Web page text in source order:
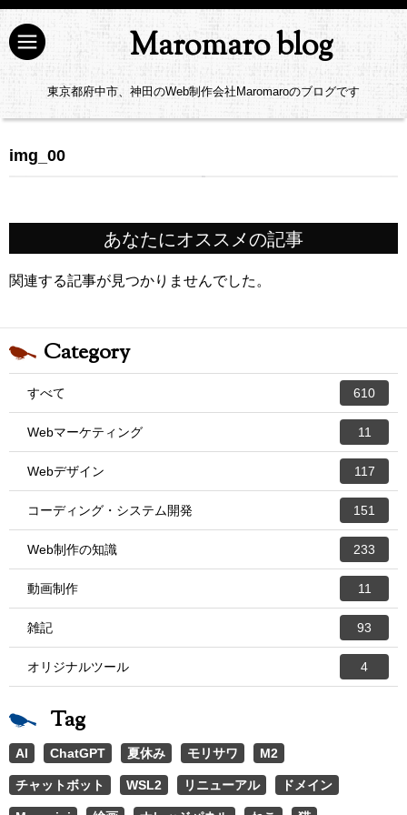
Maromaro blog
東京都府中市、神田のWeb制作会社Maromaroのブログです
img_00
あなたにオススメの記事
関連する記事が見つかりませんでした。
Category
すべて 610
Webマーケティング 11
Webデザイン 117
コーディング・システム開発 151
Web制作の知識 233
動画制作 11
雑記 93
オリジナルツール 4
Tag
AI ChatGPT 夏休み モリサワ M2
チャットボット WSL2 リニューアル ドメイン